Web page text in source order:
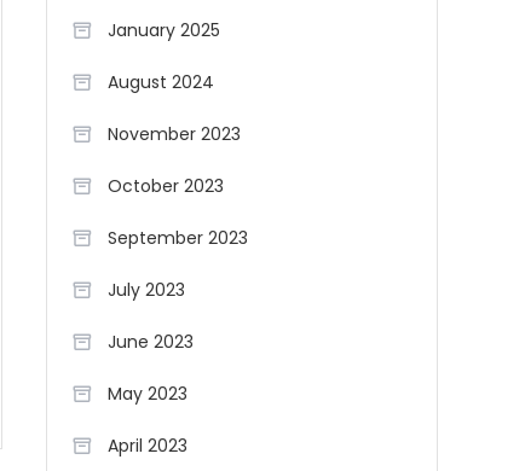
January 2025
August 2024
November 2023
October 2023
September 2023
July 2023
June 2023
May 2023
April 2023